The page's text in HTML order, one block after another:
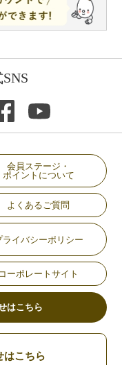
会員ステージ・
ポイントについて
よくあるご質問
ライバシーポリシー
コーポレートサイト
はこちら
はこちら